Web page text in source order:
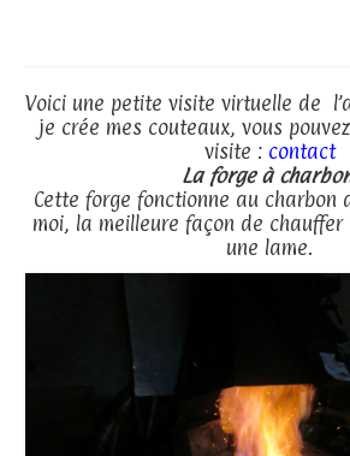
Stages de fabrication
Contact
Voici une petite visite virtuelle de
je crée mes couteaux, vous
visite : contact
La forge à
Cette forge fonctionne au charbon
moi, la meilleure façon de chauffer
une lame.